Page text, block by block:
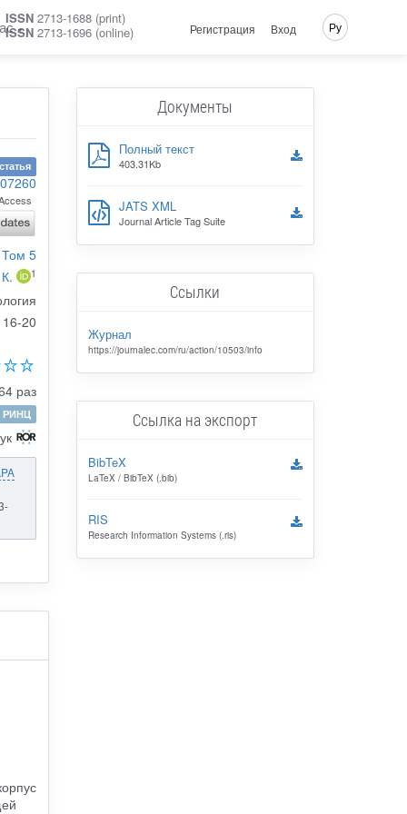
ISSN 2713-1688 (print)
ISSN 2713-1696 (online) Регистрация Вход Ру
Том 5
1
16-20
раз
РИНЦ
Документы
Полный текст
403.31Kb
JATS XML
Journal Article Tag Suite
Ссылки
Журнал
https://journalec.com/ru/action/10503/info
Ссылка на экспорт
BibTeX
LaTeX / BibTeX (.bib)
RIS
Research Information Systems (.ris)